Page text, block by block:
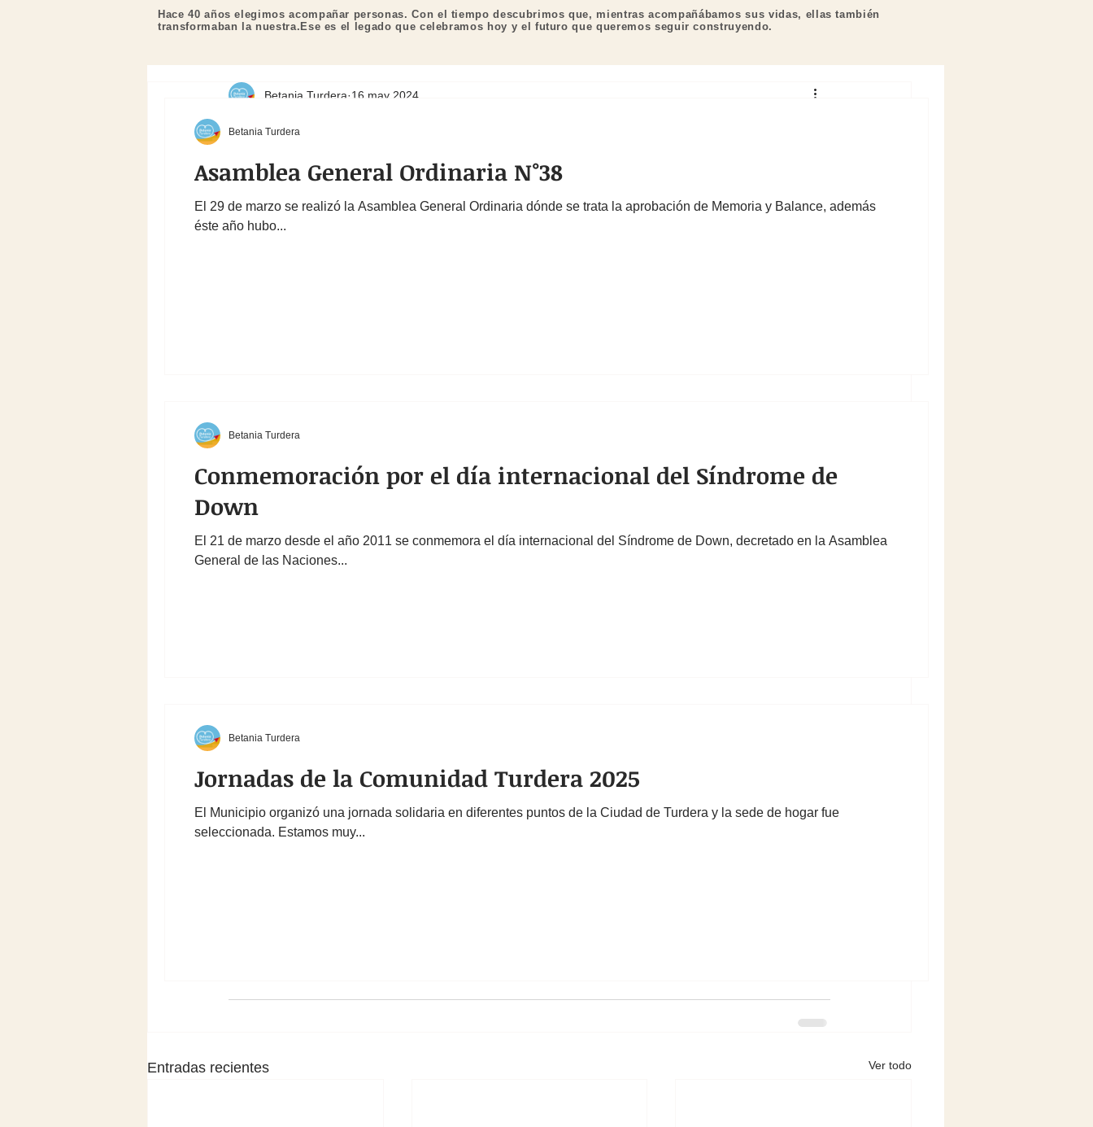
Hace 40 años elegimos acompañar personas. Con el tiempo descubrimos que, mientras acompañábamos sus vidas, ellas también
transformaban la nuestra.Ese es el legado que celebramos hoy y el futuro que queremos seguir construyendo.
Betania Turdera 16 may 2024
Mesa de Instituciones de Turdera, nos encontramos para compartir la primer reunión del
2024 en nuestra sede. Recibimos a la nueva Directora de Gestión Municipal Rocío
Caballero, a Santiago Abalos, Jonatan Labollita  y representantes de las instituciones de
Entradas recientes Ver todo
Asamblea General Ordinaria N°38
El 29 de marzo se realizó la Asamblea General Ordinaria dónde se trata la aprobación de Memoria y Balance, además
éste año hubo...
Betania Turdera
Conmemoración por el día internacional del Síndrome de
Down
El 21 de marzo desde el año 2011 se conmemora el día internacional del Síndrome de Down, decretado en la Asamblea
General de las Naciones...
Betania Turdera
Jornadas de la Comunidad Turdera 2025
El Municipio organizó una jornada solidaria en diferentes puntos de la Ciudad de Turdera y la sede de hogar fue
seleccionada. Estamos muy...
Betania Turdera